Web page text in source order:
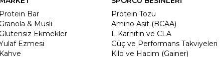
Protein Bar
Granola & Müsli
Glutensiz Ekmekler
Ezmesi
Kahve
Protein Tozu
Amino Asit (BCAA)
L Karnitin ve CLA
Güç ve Performans Takviyeleri
Kilo ve Hacim (Gainer)